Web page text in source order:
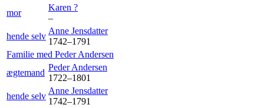
mor
Karen ?
–
hende selv
Anne Jensdatter
1742–1791
Familie med PederAndersen
ægtemand
PederAndersen
1722–1801
hende selv
Anne Jensdatter
1742–1791